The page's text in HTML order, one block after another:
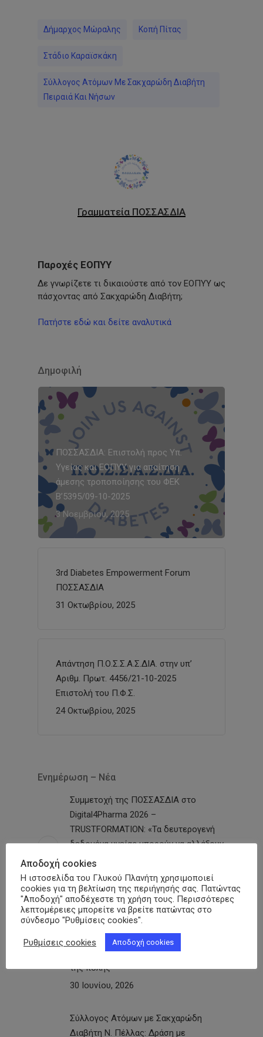
Δήμαρχος Μώραλης Κοπή Πίτας
Στάδιο Καραϊσκάκη
Σύλλογος Ατόμων Με Σακχαρώδη Διαβήτη
Πειραιά Και Νήσων
Γραμματεία ΠΟΣΣΑΣΔΙΑ
Παροχές ΕΟΠΥΥ
Δε γνωρίζετε τι δικαιούστε από τον ΕΟΠΥΥ ως
πάσχοντας από Σακχαρώδη Διαβήτη;
Πατήστε εδώ και δείτε αναλυτικά
Δημοφιλή
ΠΟΣΣΑΣΔΙΑ: Επιστολή προς Υπ.
Υγείας και ΕΟΠΥΥ για απαίτηση
άμεσης τροποποίησης του ΦΕΚ
Β’5395/09-10-2025
3 Νοεμβρίου, 2025
3rd Diabetes Empowerment Forum
ΠΟΣΣΑΣΔΙΑ
31 Οκτωβρίου, 2025
Απάντηση Π.Ο.Σ.Σ.Α.Σ.ΔΙΑ. στην υπ’
Αριθμ. Πρωτ. 4456/21-10-2025
Επιστολή του Π.Φ.Σ.
24 Οκτωβρίου, 2025
Ενημέρωση – Νέα
Συμμετοχή της ΠΟΣΣΑΣΔΙΑ στο
Digital4Pharma 2026 –
TRUSTFORMATION: «Τα δευτερογενή
δεδομένα υγείας μπορούν να αλλάξουν
τον τρόπο που σχεδιάζεται η πολιτική
για τον σακχαρώδη διαβήτη»
10 Ιουλίου, 2026
Καλαμάτα-«Γλυκιά Μεσσηνία»: Δράση
με δωρεάν προληπτικές εξετάσεις σε
150 ανθρώπους στην Κεντρική Αγορά
της πόλης
30 Ιουνίου, 2026
Σύλλογος Ατόμων με Σακχαρώδη
Διαβήτη Ν. Πέλλας: Δράση με
Αποδοχή cookies
Η ιστοσελίδα του Γλυκού Πλανήτη χρησιμοποιεί
cookies για τη βελτίωση της περιήγησής σας. Πατώντας
"Αποδοχή" αποδέχεστε τη χρήση τους. Περισσότερες
λεπτομέρειες μπορείτε να βρείτε πατώντας στο
σύνδεσμο "Ρυθμίσεις cookies".
Ρυθμίσεις cookies Αποδοχή cookies